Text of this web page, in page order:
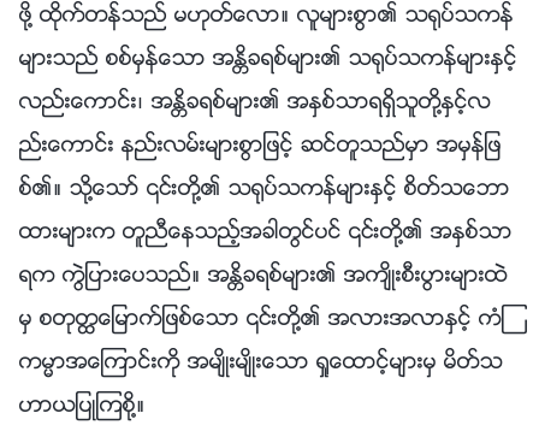
ဖို႔ ထိုက္တန္သည္ မဟုတ္ေလာ။ လူမ်ားစြာ၏ သ႐ုပ္သကန္
မ်ားသည္ စစ္မွန္ေသာ အႏၲိခရစ္မ်ား၏ သ႐ုပ္သကန္မ်ားႏွင့္
လည္းေကာင္း၊ အႏၲိခရစ္မ်ား၏ အႏွစ္သာရရွိသူတို႔ႏွင့္လ
ည္းေကာင္း နည္းလမ္းမ်ားစြာျဖင့္ ဆင္တူသည္မွာ အမွန္ျဖ
စ္၏။ သို႔ေသာ္ ၎တို႔၏ သ႐ုပ္သကန္မ်ားႏွင့္ စိတ္သေဘာ
ထားမ်ားက တူညီေနသည့္အခါတြင္ပင္ ၎တို႔၏ အႏွစ္သာ
ရက ကြဲျပားေပသည္။ အႏၲိခရစ္မ်ား၏ အက်ိဳးစီးပြားမ်ားထဲ
မွ စတုတၳေျမာက္ျဖစ္ေသာ ၎တို႔၏ အလားအလာႏွင့္ ကံၾ
ကမၼာအေၾကာင္းကို အမ်ိဳးမ်ိဳးေသာ ရႈေထာင့္မ်ားမွ မိတ္သ
ဟာယျပဳၾကစို႔။